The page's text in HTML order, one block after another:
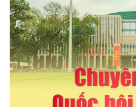
Media Kinh tế
Media Văn hóa
Media Xã hội
Media Pháp luật